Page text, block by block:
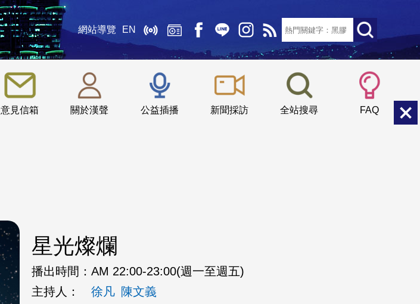
網站導覽 EN
意見信箱 關於漢聲 公益插播 新聞採訪 全站搜尋 FAQ
::: 小 中
星光燦爛
播出時間： AM 22:00-23:00(週一至週五)
主持人：
徐凡 陳文義